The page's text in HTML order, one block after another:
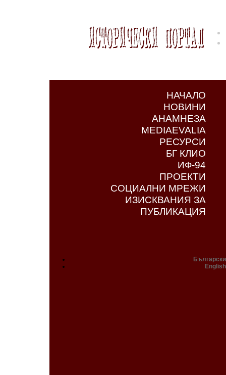
НАЧАЛО
НОВИНИ
АНАМНЕЗА
MEDIAEVALIA
РЕСУРСИ
БГ КЛИО
ИФ-94
ПРОЕКТИ
СОЦИАЛНИ МРЕЖИ
ИЗИСКВАНИЯ ЗА
ПУБЛИКАЦИЯ
Български
English